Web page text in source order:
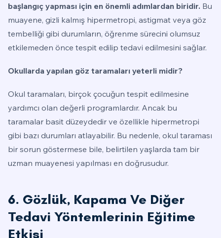
başlangıç yapması için en önemli adımlardan biridir. Bu
muayene, gizli kalmış hipermetropi, astigmat veya göz
tembelliği gibi durumların, öğrenme sürecini olumsuz
etkilemeden önce tespit edilip tedavi edilmesini sağlar.
Okullarda yapılan göz taramaları yeterli midir?
Okul taramaları, birçok çocuğun tespit edilmesine
yardımcı olan değerli programlardır. Ancak bu
taramalar basit düzeydedir ve özellikle hipermetropi
gibi bazı durumları atlayabilir. Bu nedenle, okul taraması
bir sorun göstermese bile, belirtilen yaşlarda tam bir
uzman muayenesi yapılması en doğrusudur.
6. Gözlük, Kapama Ve Diğer
Tedavi Yöntemlerinin Eğitime
Etkisi